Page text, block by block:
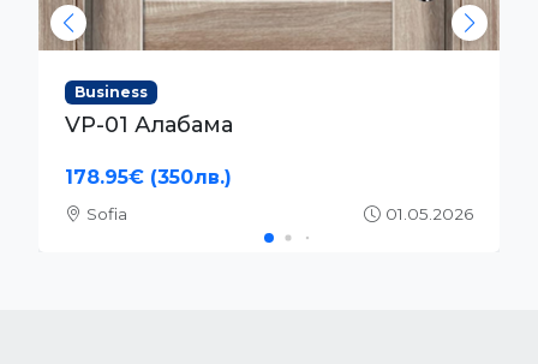
Business
VP-01S Алабама
204.52€ (400лв.)
Sofia 01.05.2026